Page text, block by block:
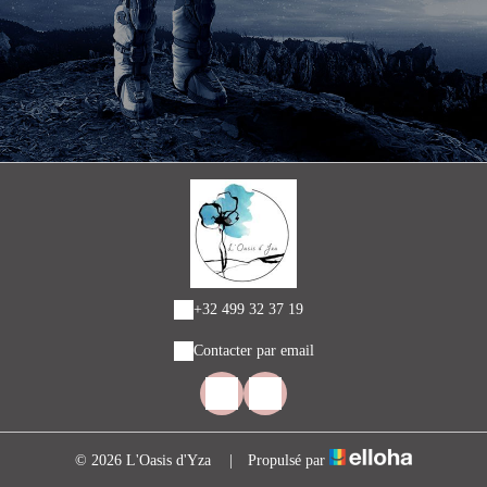
+32 499 32 37 19
Contacter par email
© 2026 L'Oasis d'Yza Propulsé par